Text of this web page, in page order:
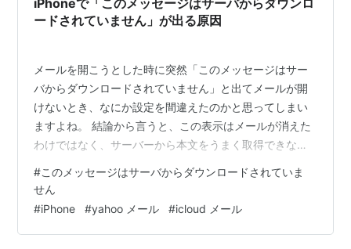
iPhoneで「このメッセージはサーバからダウンロ
ードされていません」が出る原因
メールを開こうとした時に突然「このメッセージはサー
バからダウンロードされていません」と出てメールが開
けないとき、なにか設定を間違えたのかと思ってしまい
ますよね。 結論から言うと、この表示はメールが消えた
わけではなく、サーバーから本文をうまく取得できなか
対処法をわかりやすくまとめます。 このメッセージはサ
ーバからダウンロードされていませんの原因 通信環境の
IMAPサーバーとの同期エラー サーバーからダウンロード
#このメッセージはサーバからダウンロードされていま
せん
#iPhone #yahoo メール #icloud メール